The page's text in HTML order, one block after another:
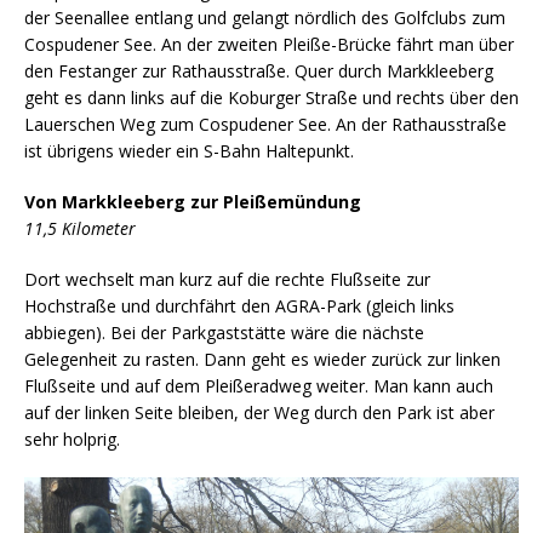
der Seenallee entlang und gelangt nördlich des Golfclubs zum
Cospudener See. An der zweiten Pleiße-Brücke fährt man über
den Festanger zur Rathausstraße. Quer durch Markkleeberg
geht es dann links auf die Koburger Straße und rechts über den
Lauerschen Weg zum Cospudener See. An der Rathausstraße
ist übrigens wieder ein S-Bahn Haltepunkt.
Von Markkleeberg zur Pleißemündung
11,5 Kilometer
Dort wechselt man kurz auf die rechte Flußseite zur
Hochstraße und durchfährt den AGRA-Park (gleich links
abbiegen). Bei der Parkgaststätte wäre die nächste
Gelegenheit zu rasten. Dann geht es wieder zurück zur linken
Flußseite und auf dem Pleißeradweg weiter. Man kann auch
auf der linken Seite bleiben, der Weg durch den Park ist aber
sehr holprig.